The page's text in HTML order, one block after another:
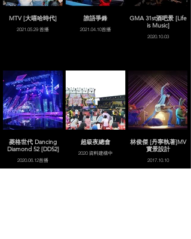
MTV [大嘻哈時代]
2021.05.29 首播
誰語爭鋒
2021.04.10首播
GMA 31st酒吧景 [Life
is Music]
2020.10.03
菱格世代 Dancing
Diamond 52 [DD52]
2020.06.12首播
超級夜總會
2020 資料建構中
林俊傑 [丹寧執著]MV
實景設計
2017.10.10